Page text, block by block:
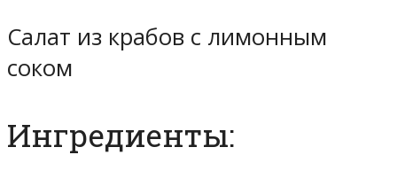
Салат из крабов с лимонным
соком
Ингредиенты: